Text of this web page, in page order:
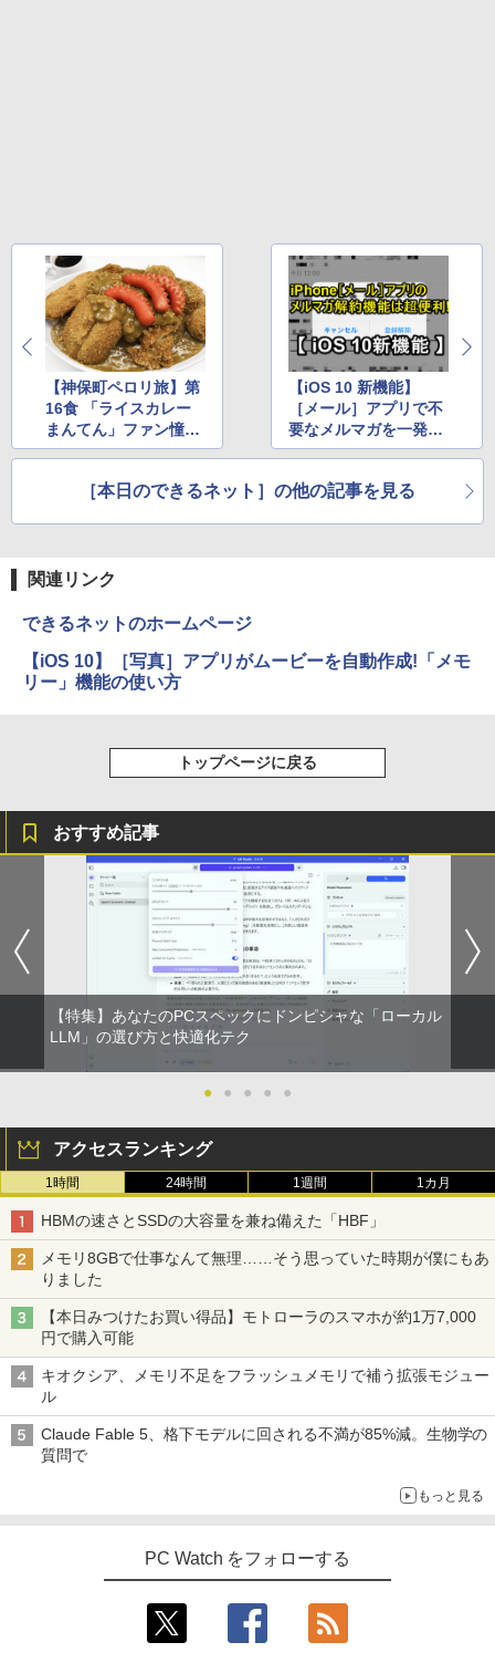
￥3,480
【神保町ペロリ旅】第
16食 「ライスカレー
まんてん」ファン憧れ
の「全部のせ」
【iOS 10 新機能】
［メール］アプリで不
要なメルマガを一発で
登録解除する方法
［本日のできるネット］の他の記事を見る
関連リンク
できるネットのホームページ
【iOS 10】［写真］アプリがムービーを自動作成!「メモ
リー」機能の使い方
トップページに戻る
おすすめ記事
【特集】あなたのPCスペックにドンピシャな「ローカル
LLM」の選び方と快適化テク
● ● ● ● ●
アクセスランキング
1時間 24時間 1週間 1カ月
HBMの速さとSSDの大容量を兼ね備えた「HBF」
メモリ8GBで仕事なんて無理……そう思っていた時期が僕にもあ
りました
【本日みつけたお買い得品】モトローラのスマホが約1万7,000
円で購入可能
キオクシア、メモリ不足をフラッシュメモリで補う拡張モジュー
ル
Claude Fable 5、格下モデルに回される不満が85%減。生物学の
質問で
もっと見る
PC Watch をフォローする